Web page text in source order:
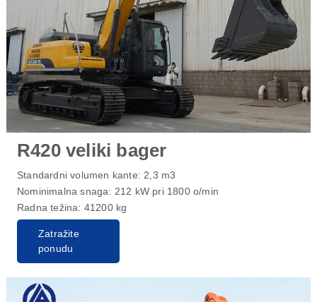
R420 veliki bager
Standardni volumen kante: 2,3 m3
Nominimalna snaga: 212 kW pri 1800 o/min
Radna težina: 41200 kg
Zatražite
ponudu